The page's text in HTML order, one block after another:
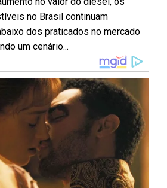
no Brasil continuam
dos praticados no mercado
um cenário...